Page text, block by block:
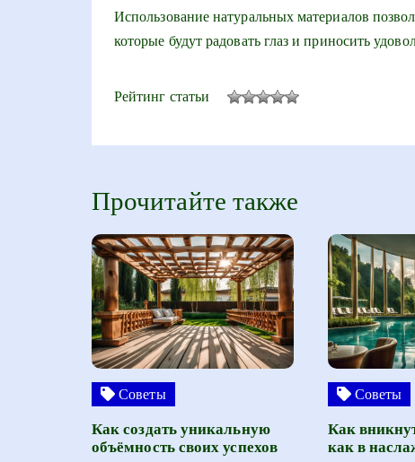
Использование натуральных материалов
которые будут радовать глаз и приносить
Рейтинг статьи
Прочитайте также
Советы
Как создать уникальную
объёмность своих успехов
Советы
Как
как в